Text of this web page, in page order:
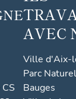
AVEC
Ville d'Aix-
Parc
Bauges